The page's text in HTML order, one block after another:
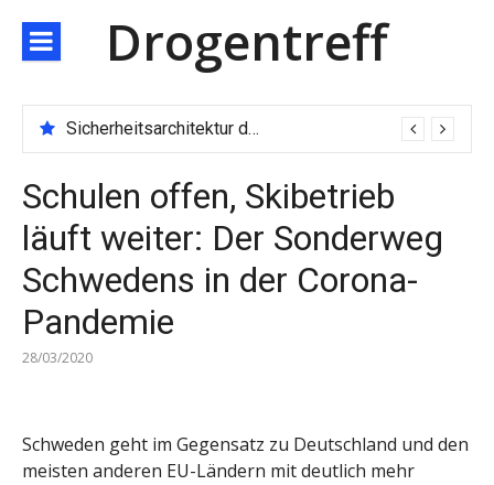
zum
Inhalt
Drogentreff
Sicherheitsarchitektur der nächsten Generation: JARXE kombiniert Multi-Wallet und MPC als Schutzschild für digitales Vertrauen
Schulen offen, Skibetrieb
läuft weiter: Der Sonderweg
Schwedens in der Corona-
Pandemie
28/03/2020
Schweden geht im Gegensatz zu Deutschland und den
meisten anderen EU-Ländern mit deutlich mehr